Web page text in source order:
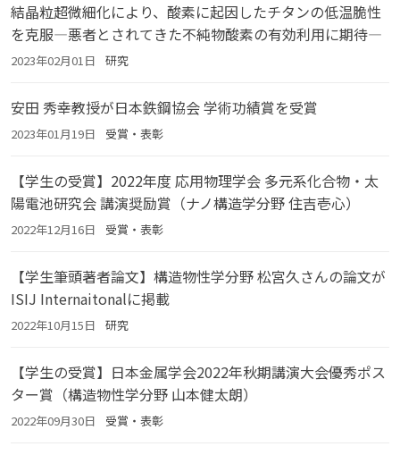
結晶粒超微細化により、酸素に起因したチタンの低温脆性
を克服―悪者とされてきた不純物酸素の有効利用に期待―
2023年02月01日 研究
安田 秀幸教授が日本鉄鋼協会 学術功績賞を受賞
2023年01月19日 受賞・表彰
【学生の受賞】2022年度 応用物理学会 多元系化合物・太
陽電池研究会 講演奨励賞（ナノ構造学分野 住吉壱心）
2022年12月16日 受賞・表彰
【学生筆頭著者論文】構造物性学分野 松宮久さんの論文が
ISIJ Internaitonalに掲載
2022年10月15日 研究
【学生の受賞】日本金属学会2022年秋期講演大会優秀ポス
ター賞（構造物性学分野 山本健太朗）
2022年09月30日 受賞・表彰